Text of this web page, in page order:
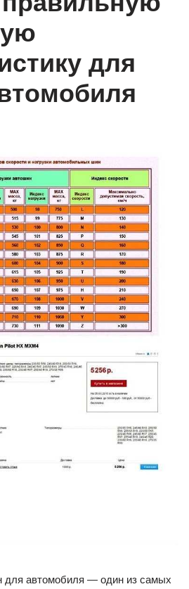
для
автомобиля — один из самых